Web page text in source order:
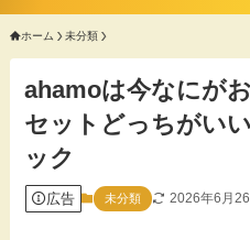
ホーム 未分類
ahamoは今なにが
セットどっちがい
ック
広告 未分類 2026年6月26